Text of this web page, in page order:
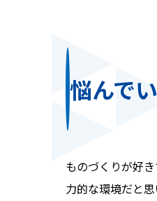
悩んで
ものづくりが好
力的な環境だと